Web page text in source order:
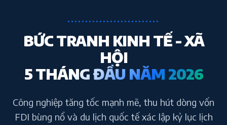
..........................
BỨC TRANH KINH TẾ - XÃ
HỘI
5 THÁNG ĐẦU NĂM 2026
Công nghiệp tăng tốc mạnh mẽ, thu hút dòng vốn
FDI bùng nổ và du lịch quốc tế xác lập kỷ lục lịch